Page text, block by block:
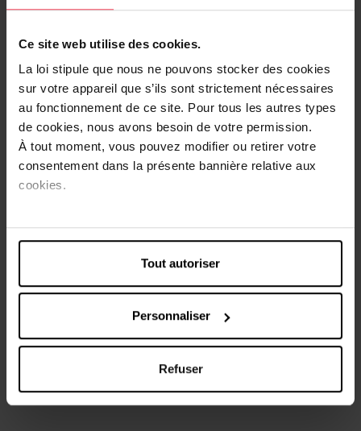
Ce site web utilise des cookies.
La loi stipule que nous ne pouvons stocker des cookies
sur votre appareil que s’ils sont strictement nécessaires
au fonctionnement de ce site. Pour tous les autres types
de cookies, nous avons besoin de votre permission.
À tout moment, vous pouvez modifier ou retirer votre
consentement dans la présente bannière relative aux
cookies.
Tout autoriser
Personnaliser
Refuser
Livraison gratuite à l'achat de min. 35€
Retour gratuit dans votre magasin
Expédition sous 24h
Description
Le miroir design LED Mirror X10 Lanaform est un miroir
D'une grande utilité pour votre beauté.
Caractéristiques
Vous aimerez peut-être